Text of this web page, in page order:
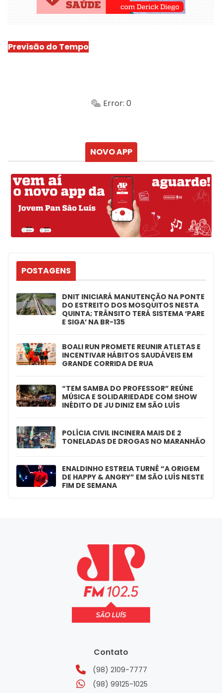
Previsão do Tempo
Min.
Error: 0
NOVO APP
POSTAGENS
DNIT INICIARÁ MANUTENÇÃO NA PONTE
DO ESTREITO DOS MOSQUITOS NESTA
QUINTA; TRÂNSITO TERÁ SISTEMA ‘PARE
E SIGA’ NA BR-135
BOALI RUN PROMETE REUNIR ATLETAS E
INCENTIVAR HÁBITOS SAUDÁVEIS EM
GRANDE CORRIDA DE RUA
“TEM SAMBA DO PROFESSOR” REÚNE
MÚSICA E SOLIDARIEDADE COM SHOW
INÉDITO DE JU DINIZ EM SÃO LUÍS
POLÍCIA CIVIL INCINERA MAIS DE 2
TONELADAS DE DROGAS NO MARANHÃO
ENALDINHO ESTREIA TURNÊ “A ORIGEM
DE HAPPY & ANGRY” EM SÃO LUÍS NESTE
FIM DE SEMANA
Contato
(98) 2109-7777
(98) 99125-1025